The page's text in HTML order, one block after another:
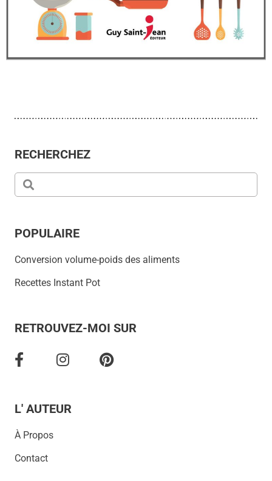
RECHERCHEZ
POPULAIRE
Conversion volume-poids des aliments
Recettes Instant Pot
RETROUVEZ-MOI SUR
L' AUTEUR
À Propos
Contact